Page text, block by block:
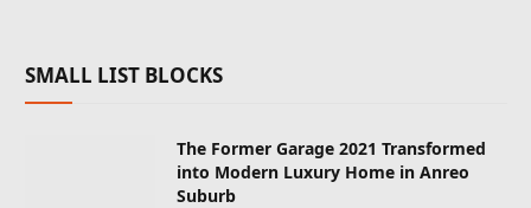
SMALL LIST BLOCKS
The Former Garage 2021 Transformed
into Modern Luxury Home in Anreo
Suburb